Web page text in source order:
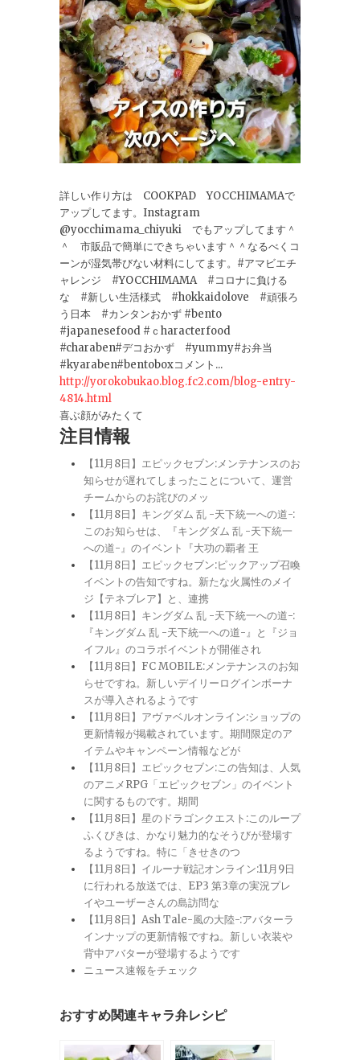
詳しい作り方は COOKPAD YOCCHIMAMAで
アップしてます。Instagram
@yocchimama_chiyuki でもアップしてます＾
＾ 市販品で簡単にできちゃいます＾＾なるべくコ
ーンが湿気帯びない材料にしてます。#アマビエチ
ャレンジ #YOCCHIMAMA #コロナに負ける
な #新しい生活様式 #hokkaidolove #頑張ろ
う日本 #カンタンおかず #bento
#japanesefood #ｃharacterfood
#charaben#デコおかず #yummy#お弁当
#kyaraben#bentoboxコメント...
http://yorokobukao.blog.fc2.com/blog-entry-
4814.html
喜ぶ顔がみたくて
注目情報
【11月8日】エピックセブン:メンテナンスのお
知らせが遅れてしまったことについて、運営
チームからのお詫びのメッ
【11月8日】キングダム 乱 -天下統一への道-:
このお知らせは、『キングダム 乱 -天下統一
への道-』のイベント『大功の覇者 王
【11月8日】エピックセブン:ピックアップ召喚
イベントの告知ですね。新たな火属性のメイ
ジ【テネブレア】と、連携
【11月8日】キングダム 乱 -天下統一への道-:
『キングダム 乱 -天下統一への道-』と『ジョ
イフル』のコラボイベントが開催され
【11月8日】FC MOBILE:メンテナンスのお知
らせですね。新しいデイリーログインボーナ
スが導入されるようです
【11月8日】アヴァベルオンライン:ショップの
更新情報が掲載されています。期間限定のア
イテムやキャンペーン情報などが
【11月8日】エピックセブン:この告知は、人気
のアニメRPG「エピックセブン」のイベント
に関するものです。期間
【11月8日】星のドラゴンクエスト:このループ
ふくびきは、かなり魅力的なそうびが登場す
るようですね。特に「きせきのつ
【11月8日】イルーナ戦記オンライン:11月9日
に行われる放送では、EP3 第3章の実況プレ
イやユーザーさんの島訪問な
【11月8日】Ash Tale-風の大陸-:アバターラ
インナップの更新情報ですね。新しい衣装や
背中アバターが登場するようです
ニュース速報をチェック
おすすめ関連キャラ弁レシピ